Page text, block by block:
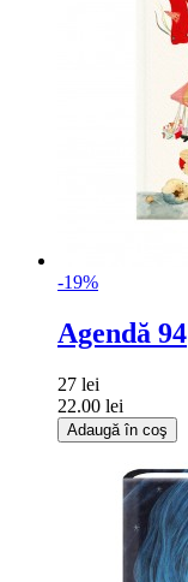
-19%
Agendă 94
27 lei
22.00 lei
Adaugă în coş